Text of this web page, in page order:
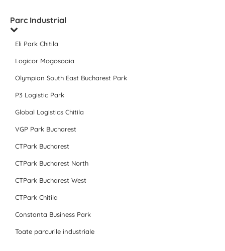
Parc Industrial
Eli Park Chitila
Logicor Mogosoaia
Olympian South East Bucharest Park
P3 Logistic Park
Global Logistics Chitila
VGP Park Bucharest
CTPark Bucharest
CTPark Bucharest North
CTPark Bucharest West
CTPark Chitila
Constanta Business Park
Toate parcurile industriale